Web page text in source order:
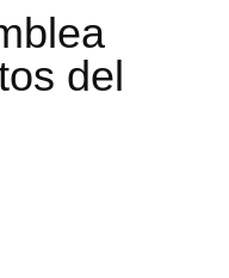
del